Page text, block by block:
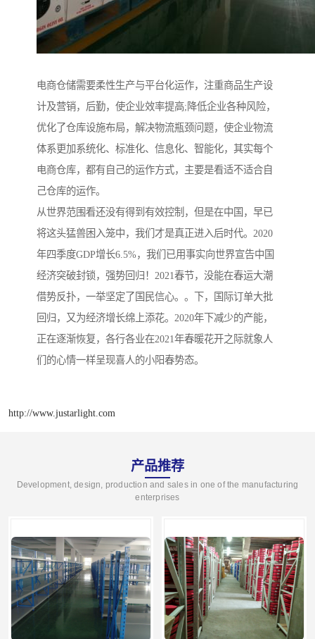
电商仓储需要柔性生产与平台化运作，注重商品生产设
计及营销，后勤，使企业效率提高;降低企业各种风险，
优化了仓库设施布局，解决物流瓶颈问题，使企业物流
体系更加系统化、标准化、信息化、智能化，其实每个
电商仓库，都有自己的运作方式，主要是看适不适合自
己仓库的运作。
从世界范围看还没有得到有效控制，但是在中国，早已
将这头猛兽困入笼中，我们才是真正进入后时代。2020
年四季度GDP增长6.5%，我们已用事实向世界宣告中国
经济突破封锁，强势回归！2021春节，没能在春运大潮
借势反扑，一举坚定了国民信心。。下，国际订单大批
回归，又为经济增长绵上添花。2020年下减少的产能，
正在逐渐恢复，各行各业在2021年春暖花开之际就象人
们的心情一样呈现喜人的小阳春势态。
http://www.justarlight.com
产品推荐
Development, design, production and sales in one of the manufacturing
enterprises